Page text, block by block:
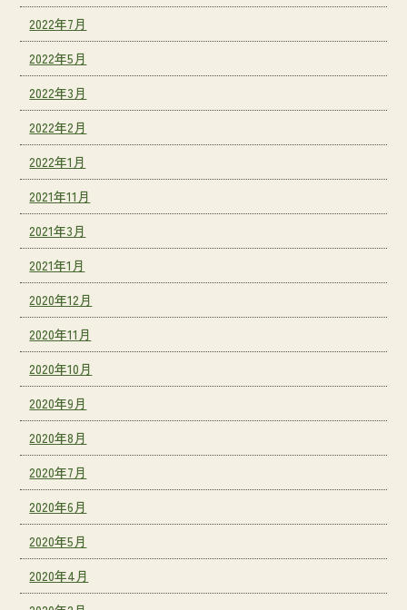
2022年7月
2022年5月
2022年3月
2022年2月
2022年1月
2021年11月
2021年3月
2021年1月
2020年12月
2020年11月
2020年10月
2020年9月
2020年8月
2020年7月
2020年6月
2020年5月
2020年4月